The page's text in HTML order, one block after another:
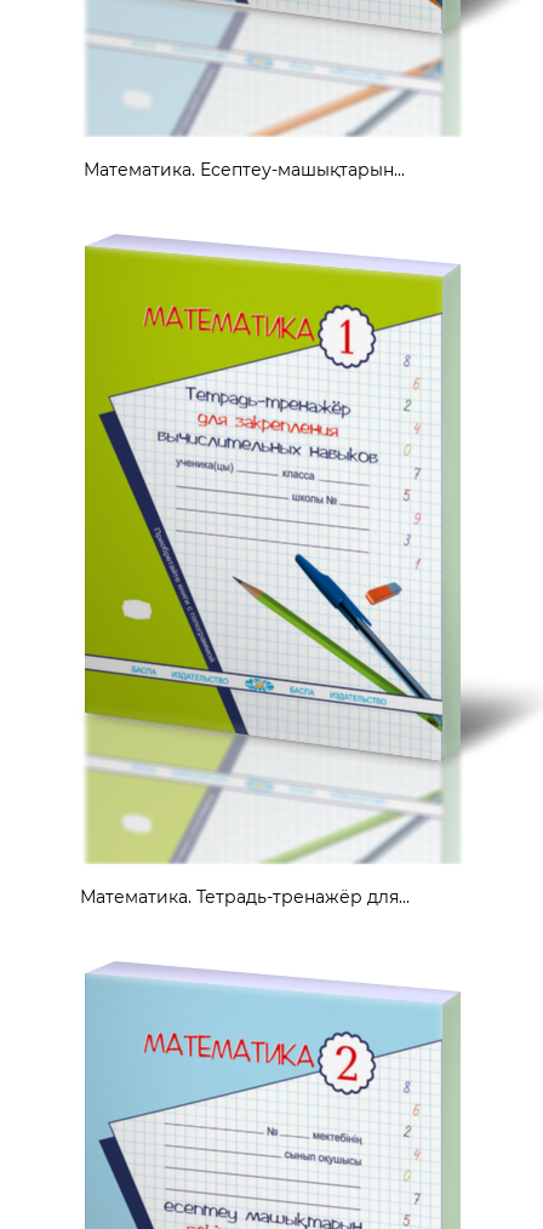
Математика. Есептеу-машықтарын...
Математика. Тетрадь-тренажёр для...